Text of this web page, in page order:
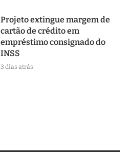
Projeto extingue margem de
cartão de crédito em
empréstimo consignado do
INSS
3 dias atrás